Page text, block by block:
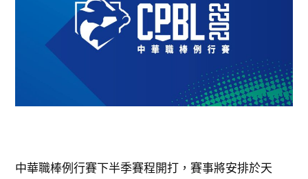
中華職棒例行賽下半季賽程開打，賽事將安排於天